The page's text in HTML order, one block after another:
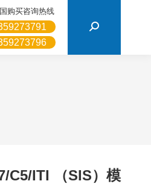
购买咨询热线
C5/ITI （SIS）模